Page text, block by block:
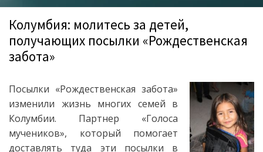
Колумбия: молитесь за детей,
получающих посылки «Рождественская
забота»
Посылки «Рождественская забота»
изменили жизнь многих семей в
Колумбии. Партнер «Голоса
мучеников», который помогает
доставлять туда эти посылки в